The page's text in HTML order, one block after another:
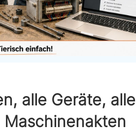
alle Geräte, alle
Maschinenakten